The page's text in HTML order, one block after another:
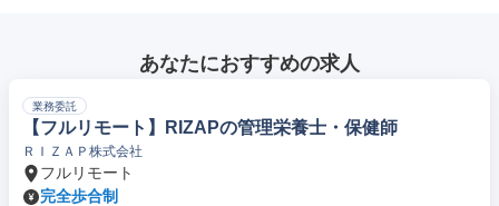
あなたにおすすめの求人
業務委託
【フルリモート】RIZAPの管理栄養士・保健師
ＲＩＺＡＰ株式会社
フルリモート
完全歩合制